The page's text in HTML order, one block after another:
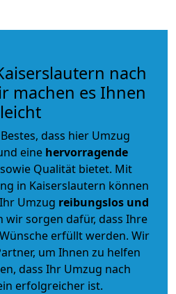
nach
machen es Ihnen
leicht
dass hier Umzug
eine hervorragende
sowie Qualität bietet. Mit
in Kaiserslautern können
Umzug reibungslos und
sorgen dafür, dass Ihre
erfüllt werden. Wir
um Ihnen zu helfen
dass Ihr Umzug nach
erfolgreicher ist.